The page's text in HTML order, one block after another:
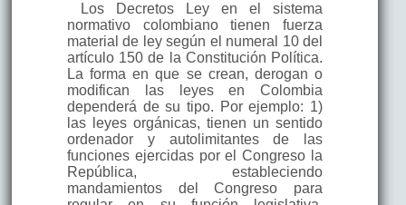
Los Decretos Ley en el sistema
normativo colombiano tienen fuerza
material de ley según el numeral 10 del
artículo 150 de la Constitución Política.
La forma en que se crean, derogan o
modifican las leyes en Colombia
dependerá de su tipo. Por ejemplo: 1)
las leyes orgánicas, tienen un sentido
ordenador y autolimitantes de las
funciones ejercidas por el Congreso la
República, estableciendo
mandamientos del Congreso para